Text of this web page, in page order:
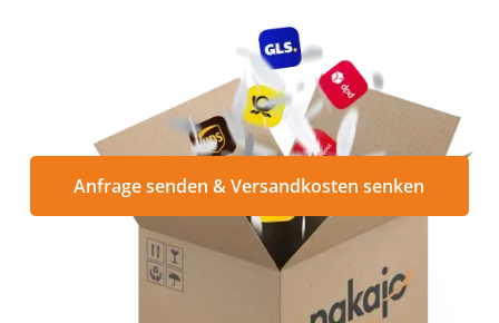
Anfrage senden & Versandkosten senken